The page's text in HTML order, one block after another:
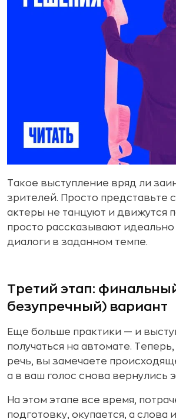
Такое выступление вряд ли
зрителей. Просто представьте
актеры не танцуют и движутся
просто рассказывают
диалоги в заданном темпе.
Третий этап:
безупречный) вариант
Еще больше практики — и
получаться на автомате.
речь, вы замечаете
а в ваш голос снова вернулись
На этом этапе все время,
подготовку, окупается, а слова